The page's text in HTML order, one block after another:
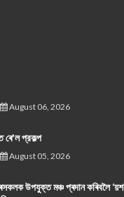
August 06, 2026
ৰে'ল প্রকল্প
August 05, 2026
উপযুক্ত মঞ্চ প্ৰদান কৰিবলৈ ‘য়শ